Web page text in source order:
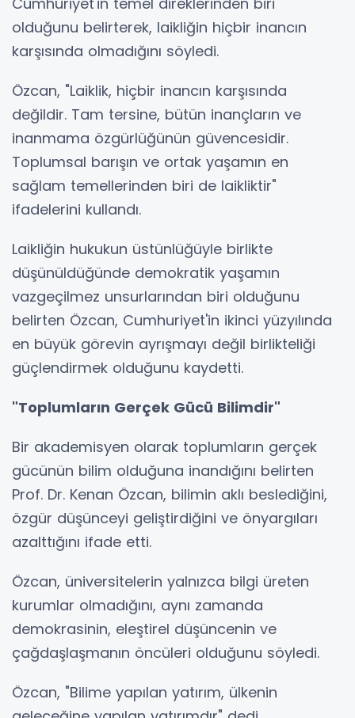
olduğunu belirterek, laikliğin hiçbir inancın
karşısında olmadığını söyledi.
Özcan, "Laiklik, hiçbir inancın karşısında
değildir. Tam tersine, bütün inançların ve
inanmama özgürlüğünün güvencesidir.
Toplumsal barışın ve ortak yaşamın en
sağlam temellerinden biri de laikliktir"
ifadelerini kullandı.
Laikliğin hukukun üstünlüğüyle birlikte
düşünüldüğünde demokratik yaşamın
vazgeçilmez unsurlarından biri olduğunu
belirten Özcan, Cumhuriyet'in ikinci yüzyılında
en büyük görevin ayrışmayı değil birlikteliği
güçlendirmek olduğunu kaydetti.
"Toplumların Gerçek Gücü Bilimdir"
Bir akademisyen olarak toplumların gerçek
gücünün bilim olduğuna inandığını belirten
Prof. Dr. Kenan Özcan, bilimin aklı beslediğini,
özgür düşünceyi geliştirdiğini ve önyargıları
azalttığını ifade etti.
Özcan, üniversitelerin yalnızca bilgi üreten
kurumlar olmadığını, aynı zamanda
demokrasinin, eleştirel düşüncenin ve
çağdaşlaşmanın öncüleri olduğunu söyledi.
Özcan, "Bilime yapılan yatırım, ülkenin